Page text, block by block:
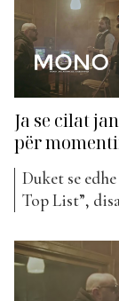
Ja se cilat
për
Duket se
Top List”,
këngëve më
tani. Por për
“Nashta”